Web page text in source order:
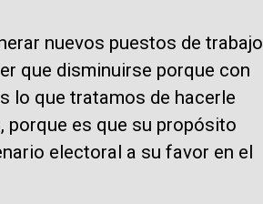
nuevos puestos de trabajo
que disminuirse porque con
lo que tratamos de hacerle
porque es que su propósito
electoral a su favor en el